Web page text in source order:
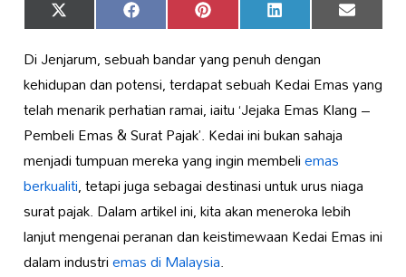
Share
on
X
(Twitter)
Share
on
Facebook Share
on
Pinterest Share
on
LinkedIn Share
on
Email
Di Jenjarum, sebuah bandar yang penuh dengan
kehidupan dan potensi, terdapat sebuah Kedai Emas yang
telah menarik perhatian ramai, iaitu ‘Jejaka Emas Klang –
Pembeli Emas & Surat Pajak’. Kedai ini bukan sahaja
menjadi tumpuan mereka yang ingin membeliemas
berkualiti, tetapi juga sebagai destinasi untuk urus niaga
surat pajak. Dalam artikel ini, kita akan meneroka lebih
lanjut mengenai peranan dan keistimewaan Kedai Emas ini
dalam industriemas di Malaysia.